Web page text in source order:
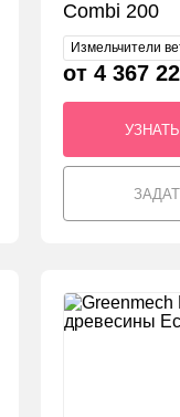
Combi 200
Измельчители
от 4 367